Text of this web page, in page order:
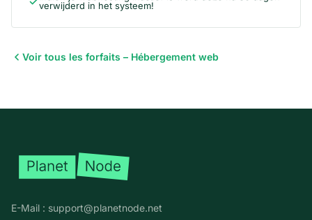
verwijderd in het systeem!
Voir tous les forfaits – Hébergement web
E-Mail : support@planetnode.net